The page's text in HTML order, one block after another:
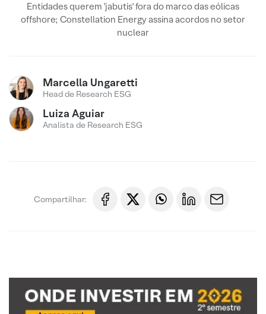
Entidades querem 'jabutis' fora do marco das eólicas
offshore; Constellation Energy assina acordos no setor
nuclear
Marcella Ungaretti
Head de Research ESG
Luiza Aguiar
Analista de Research ESG
Compartilhar: